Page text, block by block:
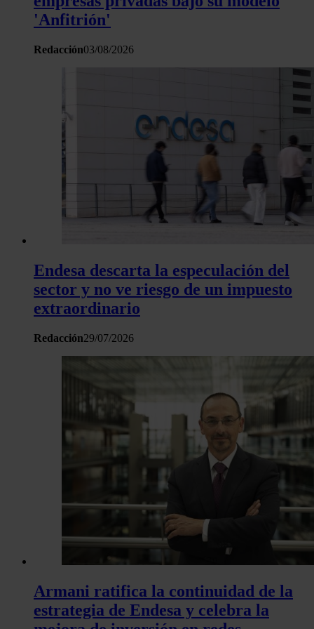
análisis web, quienes pueden combinarla con otra
haya proporcionado o que hayan recopilado a partir del uso
hecho de sus servicios.
'Anfitrión'
Redacción03/08/2026
Endesa descarta la especulación del
sector y no ve riesgo de un impuesto
extraordinario
Redacción29/07/2026
Armani ratifica la continuidad de la
estrategia de Endesa y celebra la